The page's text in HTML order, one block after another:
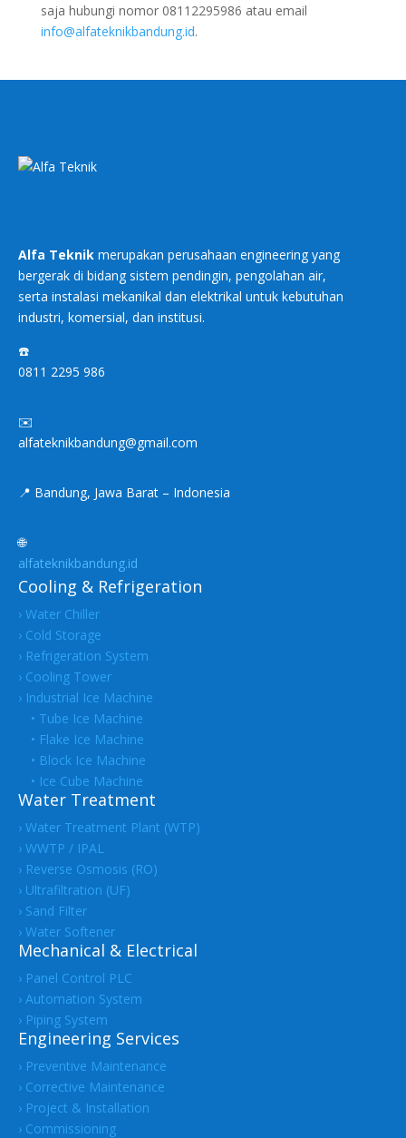
saja hubungi nomor 08112295986 atau email
info@alfateknikbandung.id.
Alfa Teknik merupakan perusahaan engineering yang
bergerak di bidang sistem pendingin, pengolahan air,
serta instalasi mekanikal dan elektrikal untuk kebutuhan
industri, komersial, dan institusi.
☎️
0811 2295 986
✉️
alfateknikbandung@gmail.com
📍 Bandung, Jawa Barat – Indonesia
🌐
alfateknikbandung.id
Cooling & Refrigeration
› Water Chiller
› Cold Storage
› Refrigeration System
› Cooling Tower
› Industrial Ice Machine
• Tube Ice Machine
• Flake Ice Machine
• Block Ice Machine
• Ice Cube Machine
Water Treatment
› Water Treatment Plant (WTP)
› WWTP / IPAL
› Reverse Osmosis (RO)
› Ultrafiltration (UF)
› Sand Filter
› Water Softener
Mechanical & Electrical
› Panel Control PLC
› Automation System
› Piping System
Engineering Services
› Preventive Maintenance
› Corrective Maintenance
› Project & Installation
› Commissioning